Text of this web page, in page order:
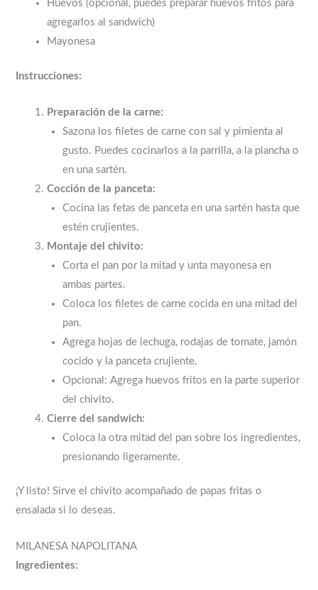
Huevos (opcional, puedes preparar huevos fritos para
agregarlos al sandwich)
Mayonesa
Instrucciones:
Preparación de la carne:
Sazona los filetes de carne con sal y pimienta al
gusto. Puedes cocinarlos a la parrilla, a la plancha o
en una sartén.
Cocción de la panceta:
Cocina las fetas de panceta en una sartén hasta que
estén crujientes.
Montaje del chivito:
Corta el pan por la mitad y unta mayonesa en
ambas partes.
Coloca los filetes de carne cocida en una mitad del
pan.
Agrega hojas de lechuga, rodajas de tomate, jamón
cocido y la panceta crujiente.
Opcional: Agrega huevos fritos en la parte superior
del chivito.
Cierre del sandwich:
Coloca la otra mitad del pan sobre los ingredientes,
presionando ligeramente.
¡Y listo! Sirve el chivito acompañado de papas fritas o
ensalada si lo deseas.
MILANESA NAPOLITANA
Ingredientes: